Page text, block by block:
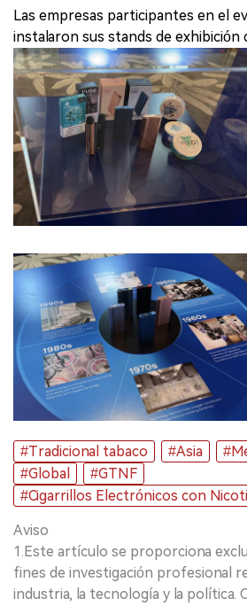
Las empresas participantes en el
instalaron sus stands de exhibición
#Tradicional tabaco #Asia
#Global
#GTNF
#Cigarrillos Electrónicos con
Aviso
1.Este artículo se proporciona
fines de investigación profesional
industria, la tecnología y la política.